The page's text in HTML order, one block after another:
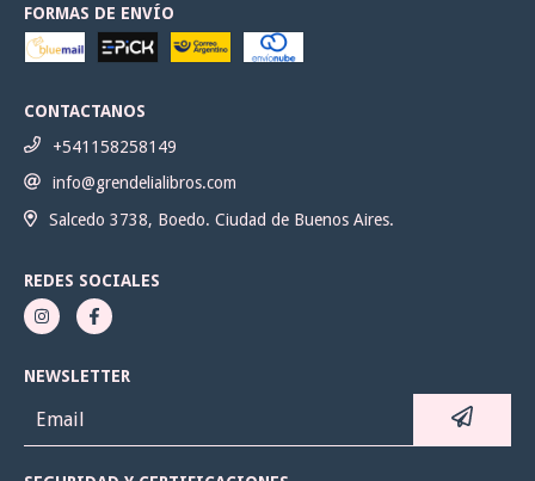
FORMAS DE ENVÍO
CONTACTANOS
+541158258149
info@grendelialibros.com
Salcedo 3738, Boedo. Ciudad de Buenos Aires.
REDES SOCIALES
NEWSLETTER